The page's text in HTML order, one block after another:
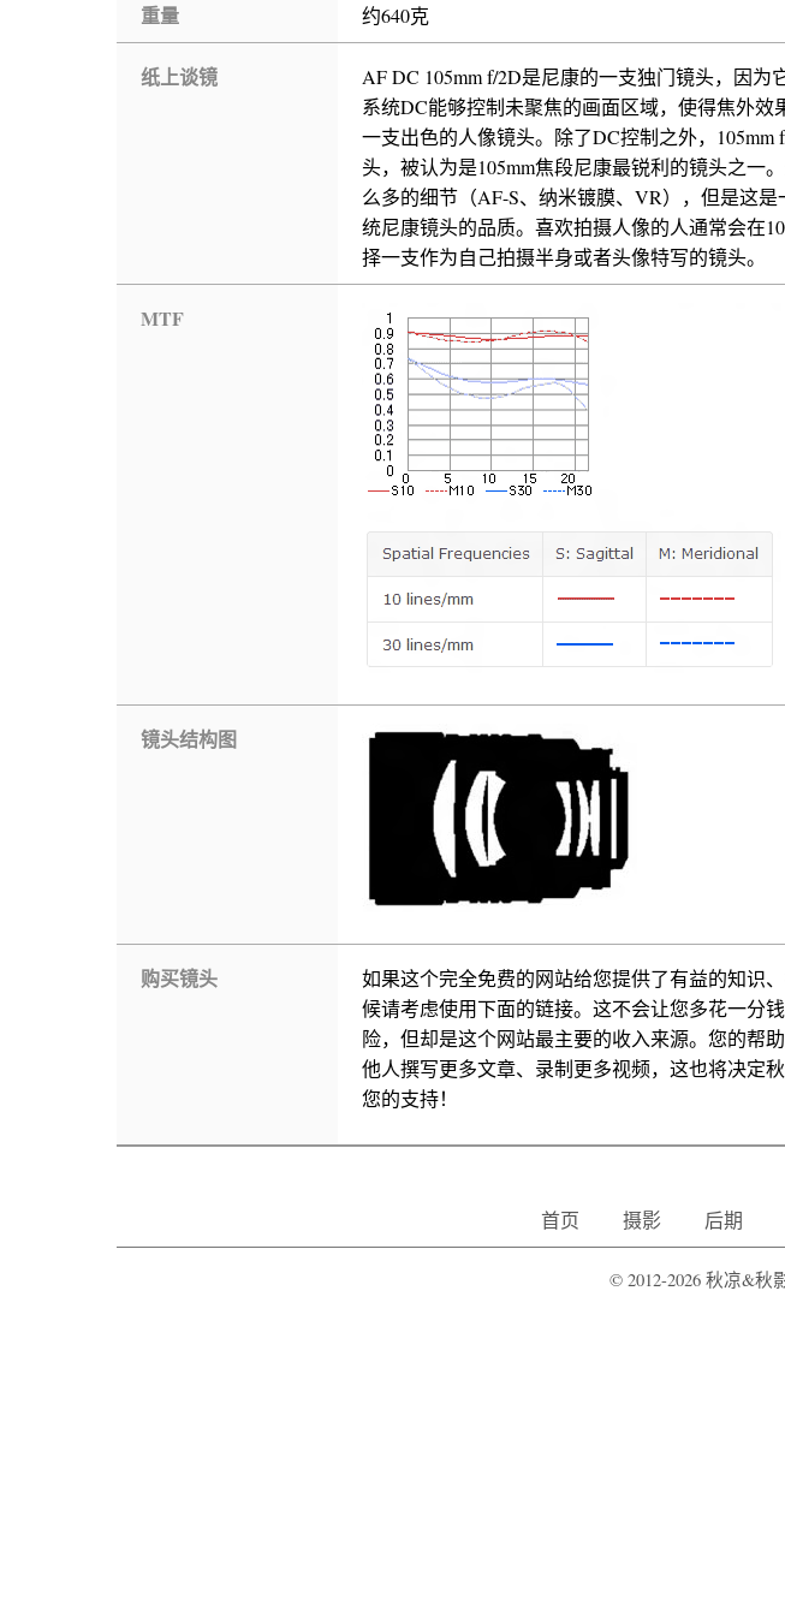
重量 约640克
纸上谈镜
AF DC 105mm f/2D是尼康的一支独门镜头，因
系统DC能够控制未聚焦的画面区域，使得焦外效
一支出色的人像镜头。除了DC控制之外，
头，被认为是105mm焦段尼康最锐利的镜头之一
么多的细节（AF-S、纳米镀膜、VR），但是这
统尼康镜头的品质。喜欢拍摄人像的人通常会在
择一支作为自己拍摄半身或者头像特写的镜头。
MTF
镜头结构图
购买镜头
如果这个完全免费的网站给您提供了有益的知识
候请考虑使用下面的链接。这不会让您多花一分
险，但却是这个网站最主要的收入来源。您的帮
他人撰写更多文章、录制更多视频，这也将决定
您的支持！
首页 摄影 后期
© 2012-2026 秋凉&秋